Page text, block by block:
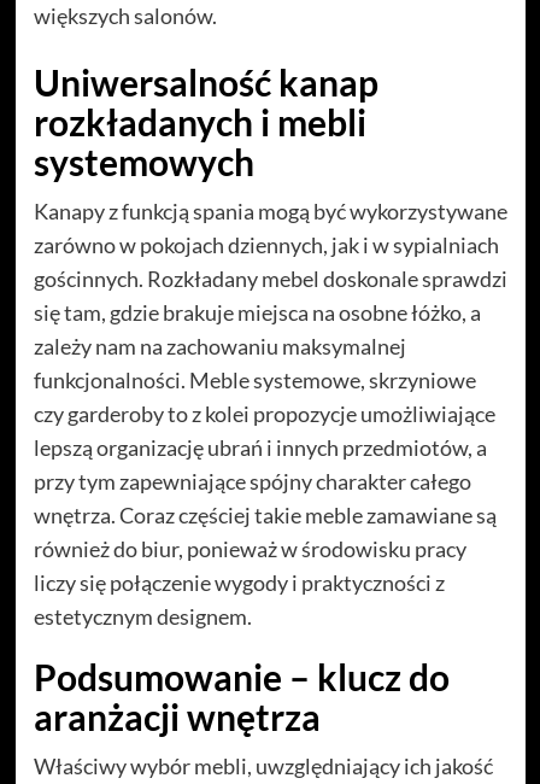
większych salonów.
Uniwersalność kanap
rozkładanych i mebli
systemowych
Kanapy z funkcją spania mogą być wykorzystywane
zarówno w pokojach dziennych, jak i w sypialniach
gościnnych. Rozkładany mebel doskonale sprawdzi
się tam, gdzie brakuje miejsca na osobne łóżko, a
zależy nam na zachowaniu maksymalnej
funkcjonalności. Meble systemowe, skrzyniowe
czy garderoby to z kolei propozycje umożliwiające
lepszą organizację ubrań i innych przedmiotów, a
przy tym zapewniające spójny charakter całego
wnętrza. Coraz częściej takie meble zamawiane są
również do biur, ponieważ w środowisku pracy
liczy się połączenie wygody i praktyczności z
estetycznym designem.
Podsumowanie – klucz do
aranżacji wnętrza
Właściwy wybór mebli, uwzględniający ich jakość